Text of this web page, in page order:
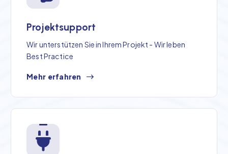
Projektsupport
Wir unterstützen Sie in Ihrem Projekt - Wir leben
Best Practice
Mehr erfahren